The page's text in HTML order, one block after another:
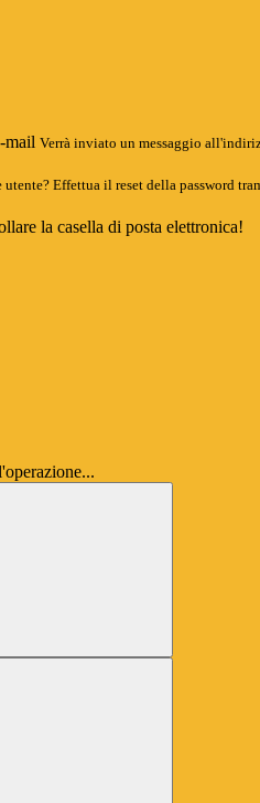
mail Verrà inviato un messaggio
Effettua il reset della password
la casella di posta elettronica!